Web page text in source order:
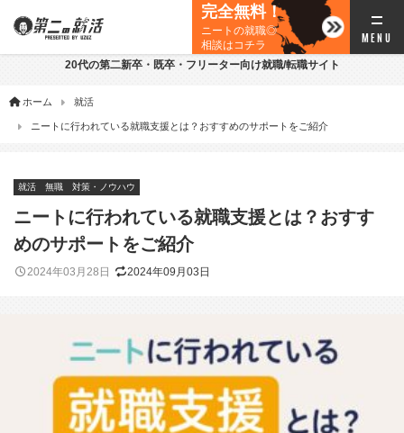
完全無料！
ニートの就職◎
相談はコチラ
20代の第二新卒・既卒・フリーター向け就職/転職サイト
ホーム 就活
ニートに行われている就職支援とは？おすすめのサポートをご紹介
就活 無職 対策・ノウハウ
ニートに行われている就職支援とは？おすす
めのサポートをご紹介
2024年03月28日 2024年09月03日